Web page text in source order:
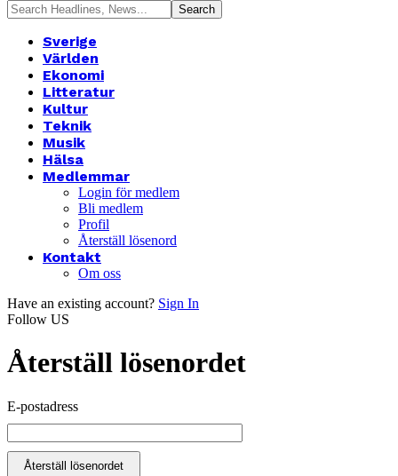
Sverige
Världen
Ekonomi
Litteratur
Kultur
Teknik
Musik
Hälsa
Medlemmar
Login för medlem
Bli medlem
Profil
Återställ lösenord
Kontakt
Om oss
Have an existing account? Sign In
Follow US
Återställ lösenordet
E-postadress